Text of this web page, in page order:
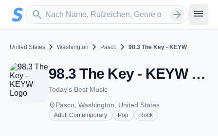
Zum Hauptinhalt springen
search
Sender suchen arrow_forward menu
United States chevron_right Washington chevron_right Pasco chevron_right 98.3 The Key - KEYW
98.3 The Key - KEYW - FM 98.3 - Pasco, WA
Today's Best Music
placePasco, Washington, United States
Adult Contemporary Pop Rock